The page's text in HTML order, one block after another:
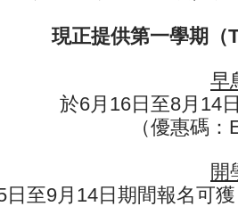
現正提供第一學期（
早
於6月16日至8月14
（優惠碼：
開
日至9月14日期間報名可